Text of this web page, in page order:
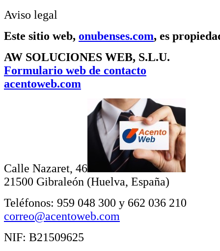
Aviso legal
Este sitio web, onubenses.com, es
AW SOLUCIONES WEB, S.L.U.
Formulario web de contacto
acentoweb.com
Calle Nazaret, 46
21500 Gibraleón (Huelva, España)
Teléfonos: 959 048 300 y 662 036 210
correo@acentoweb.com
NIF: B21509625